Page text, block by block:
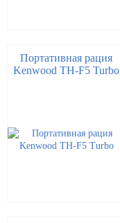
Портативная рация
Kenwood TH-F5 Turbo